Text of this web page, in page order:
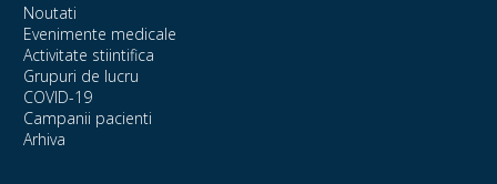
Noutati
Evenimente medicale
Activitate stiintifica
Grupuri de lucru
COVID-19
Campanii pacienti
Arhiva